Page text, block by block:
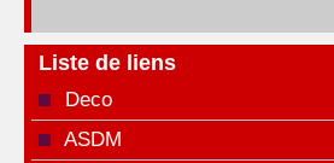
Liste de liens
Deco
ASDM